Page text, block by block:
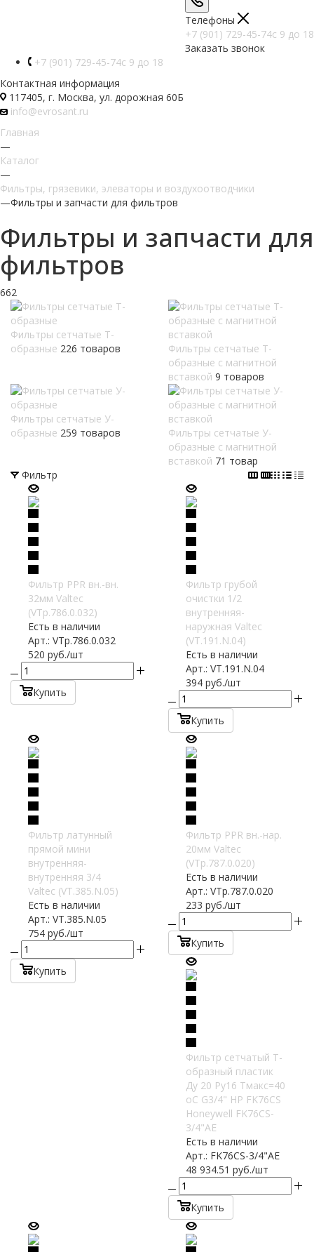
Телефоны
+7 (901) 729-45-74c 9 до 18
Заказать звонок
+7 (901) 729-45-74c 9 до 18
Контактная информация
117405, г. Москва, ул. дорожная 60Б
info@evrosant.ru
Главная
—
Каталог
—
Фильтры, грязевики, элеваторы и воздухоотводчики
—Фильтры и запчасти для фильтров
Фильтры и запчасти для
фильтров
662
Фильтры сетчатые Т-
образные 226 товаров
Фильтры сетчатые Т-
образные с магнитной
вставкой 9 товаров
Фильтры сетчатые У-
образные 259 товаров
Фильтры сетчатые У-
образные с магнитной
вставкой 71 товар
Фильтр
Фильтр PPR вн.-вн.
32мм Valtec
(VTp.786.0.032)
Есть в наличии
Арт.: VTp.786.0.032
520 руб./шт
Купить
Фильтр грубой
очистки 1/2
внутренняя-
наружная Valtec
(VT.191.N.04)
Есть в наличии
Арт.: VT.191.N.04
394руб./шт
Купить
Фильтр латунный
прямой мини
внутренняя-
внутренняя 3/4
Valtec (VT.385.N.05)
Есть в наличии
Арт.: VT.385.N.05
754 руб./шт
Купить
Фильтр PPR вн.-нар.
20мм Valtec
(VTp.787.0.020)
Есть в наличии
Арт.: VTp.787.0.020
233 руб./шт
Купить
Фильтр сетчатый T-
образный пластик
Ду 20 Ру16 Тмакс=40
oC G3/4" НР FK76CS
Honeywell FK76CS-
3/4"AE
Есть в наличии
Арт.: FK76CS-3/4"AE
48 934.51 руб./шт
Купить